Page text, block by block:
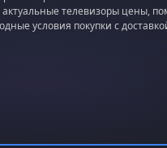
телевизоры цены,
условия покупки с